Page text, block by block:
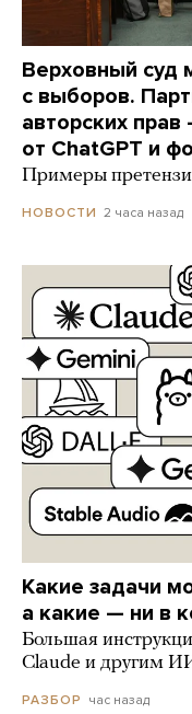
Верховный суд
с выборов.
авторских
от ChatGPT и
Примеры
НОВОСТИ 2 часа назад
Какие задачи
а какие — ни в
Большая
Claude и другим
РАЗБОР час назад